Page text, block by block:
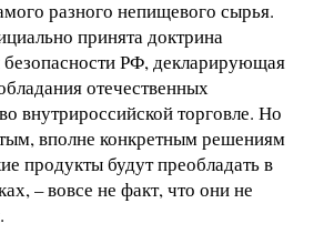
разного непищевого сырья.
принята доктрина
безопасности РФ, декларирующая
отечественных
внутрироссийской торговле. Но
вполне конкретным решениям
продукты будут преобладать в
– вовсе не факт, что они не